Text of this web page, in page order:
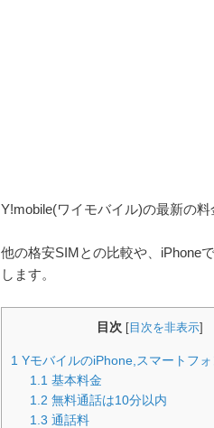
Y!mobile(ワイモバイル)の最新の料
他の格安SIMとの比較や、iPhone
します。
目次 [目次を非表示]
1 YモバイルのiPhone,スマートフ
1.1 基本料金
1.2 無料通話は10分以内
1.3 通話料